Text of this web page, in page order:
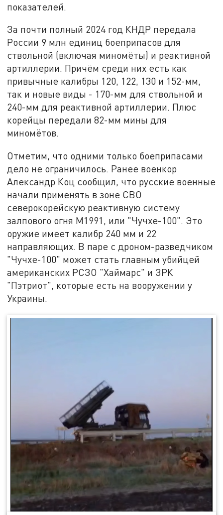
показателей.
За почти полный 2024 год КНДР передала
России 9 млн единиц боеприпасов для
ствольной (включая миномёты) и реактивной
артиллерии. Причём среди них есть как
привычные калибры 120, 122, 130 и 152-мм,
так и новые виды - 170-мм для ствольной и
240-мм для реактивной артиллерии. Плюс
корейцы передали 82-мм мины для
миномётов.
Отметим, что одними только боеприпасами
дело не ограничилось. Ранее военкор
Александр Коц сообщил, что русские военные
начали применять в зоне СВО
северокорейскую реактивную систему
залпового огня M1991, или "Чучхе-100". Это
оружие имеет калибр 240 мм и 22
направляющих. В паре с дроном-разведчиком
"Чучхе-100" может стать главным убийцей
американских РСЗО "Хаймарс" и ЗРК
"Пэтриот", которые есть на вооружении у
Украины.